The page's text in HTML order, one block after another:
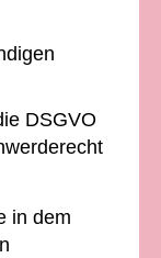
DSGVO
in dem